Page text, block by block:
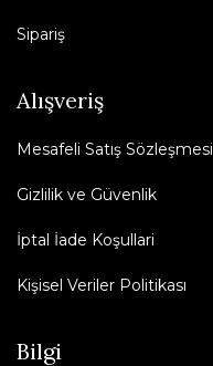
Sipariş
Alışveriş
Mesafeli Satış Sözleşmesi
Gizlilik ve Güvenlik
İptal İade Koşullari
Kişisel Veriler Politikası
Bilgi